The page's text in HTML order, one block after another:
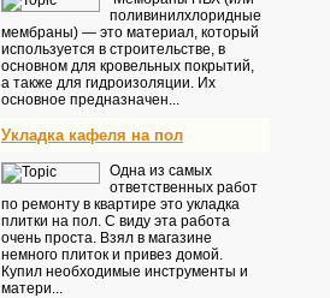
поливинилхлоридные
мембраны) — это материал, который
используется в строительстве, в
основном для кровельных покрытий,
а также для гидроизоляции. Их
основное предназначен...
Укладка кафеля на пол
Одна из самых
ответственных работ
по ремонту в квартире это укладка
плитки на пол. С виду эта работа
очень проста. Взял в магазине
немного плиток и привез домой.
Купил необходимые инструменты и
матери...